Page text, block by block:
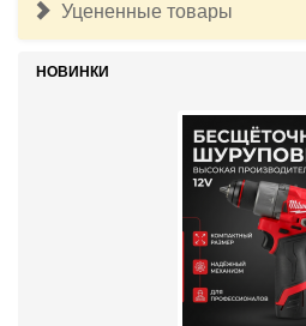
Уцененные товары
НОВИНКИ